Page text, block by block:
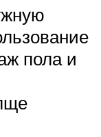
пола и